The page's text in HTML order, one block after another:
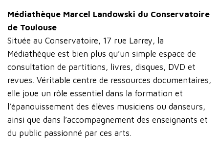
Médiathèque Marcel Landowski du Conservatoire
de Toulouse
Située au Conservatoire, 17 rue Larrey, la
Médiathèque est bien plus qu’un simple espace de
consultation de partitions, livres, disques, DVD et
revues. Véritable centre de ressources documentaires,
elle joue un rôle essentiel dans la formation et
l’épanouissement des élèves musiciens ou danseurs,
ainsi que dans l’accompagnement des enseignants et
du public passionné par ces arts.